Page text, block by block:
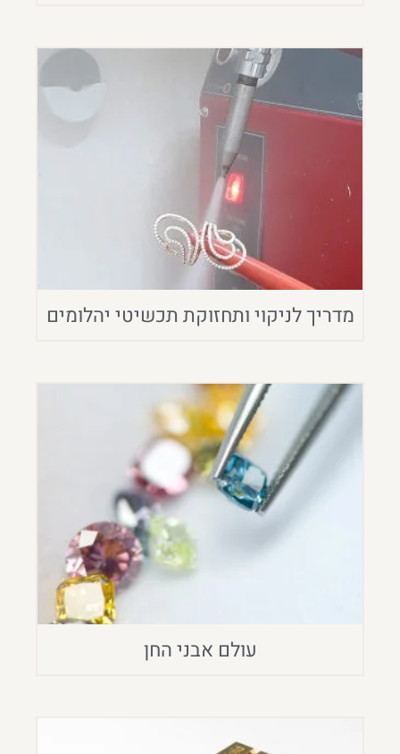
מדריך לניקוי ותחזוקת תכשיטי יהלומים
עולם אבני החן